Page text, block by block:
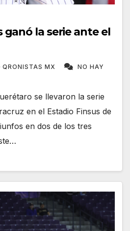
ganó la serie ante el
QRONISTAS MX NO HAY
se llevaron la serie
en el Estadio Finsus de
en dos de los tres